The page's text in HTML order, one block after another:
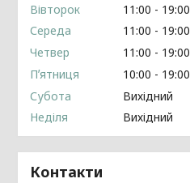
Вівторок
11:00
19:00
Середа
11:00
19:00
Четвер
11:00
19:00
Пʼятниця
10:00
19:00
Субота
Вихідний
Неділя
Вихідний
Контакти